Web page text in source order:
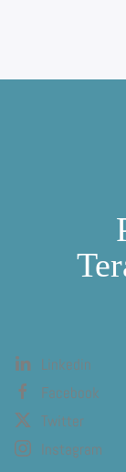
Linkedin
Facebook
Twitter
Instagram